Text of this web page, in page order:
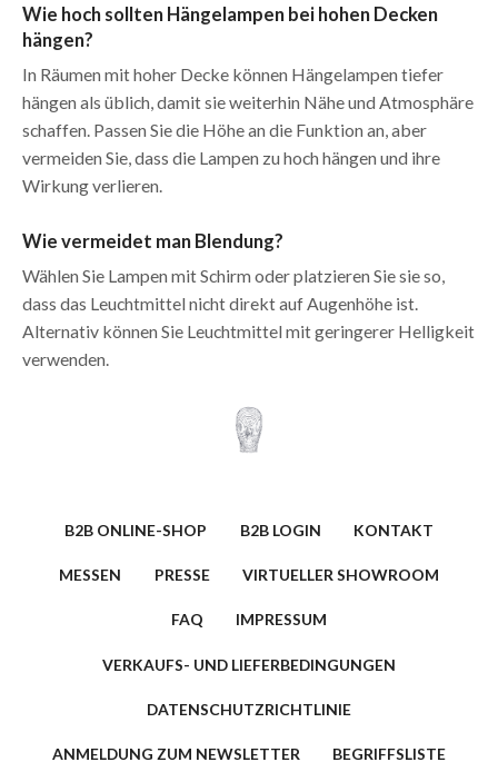
Wie hoch sollten Hängelampen bei hohen Decken
hängen?
In Räumen mit hoher Decke können Hängelampen tiefer
hängen als üblich, damit sie weiterhin Nähe und Atmosphäre
schaffen. Passen Sie die Höhe an die Funktion an, aber
vermeiden Sie, dass die Lampen zu hoch hängen und ihre
Wirkung verlieren.
Wie vermeidet man Blendung?
Wählen Sie Lampen mit Schirm oder platzieren Sie sie so,
dass das Leuchtmittel nicht direkt auf Augenhöhe ist.
Alternativ können Sie Leuchtmittel mit geringerer Helligkeit
verwenden.
B2B ONLINE-SHOP B2B LOGIN KONTAKT
MESSEN PRESSE VIRTUELLER SHOWROOM
FAQ IMPRESSUM
VERKAUFS- UND LIEFERBEDINGUNGEN
DATENSCHUTZRICHTLINIE
ANMELDUNG ZUM NEWSLETTER BEGRIFFSLISTE